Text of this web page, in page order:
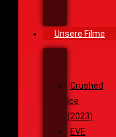
Unsere Filme
Crushed
Ice
(2023)
EVE